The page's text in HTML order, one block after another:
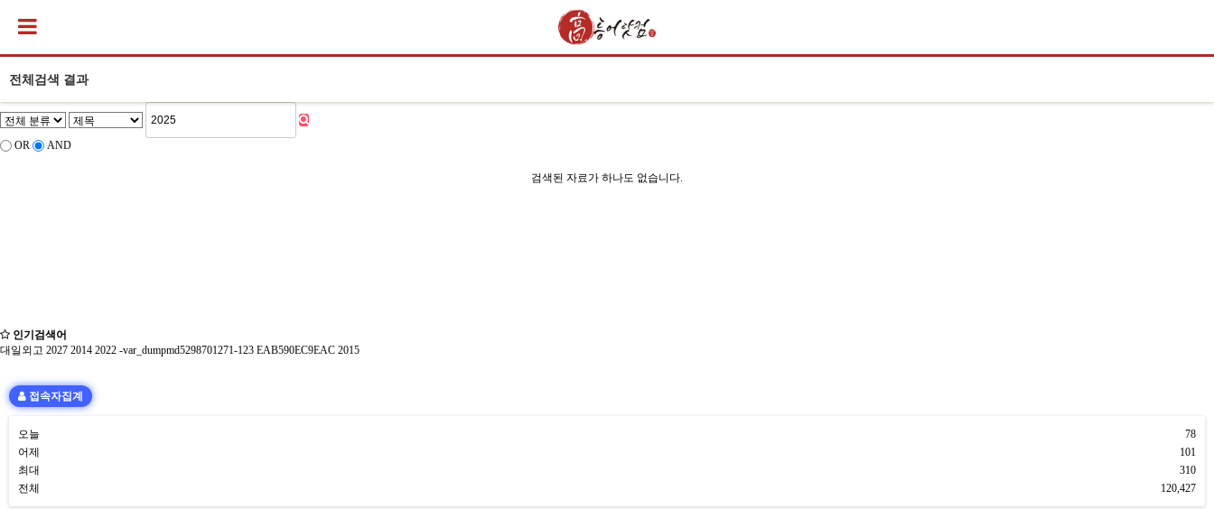
전체검색 결과
OR AND
검색된 자료가 하나도 없습니다.
인기검색어
대일외고 2027 2014 2022 -var_dumpmd5298701271-123 EAB590EC9EAC 2015
접속자집계
오늘
78
어제
101
최대
310
전체
120,427